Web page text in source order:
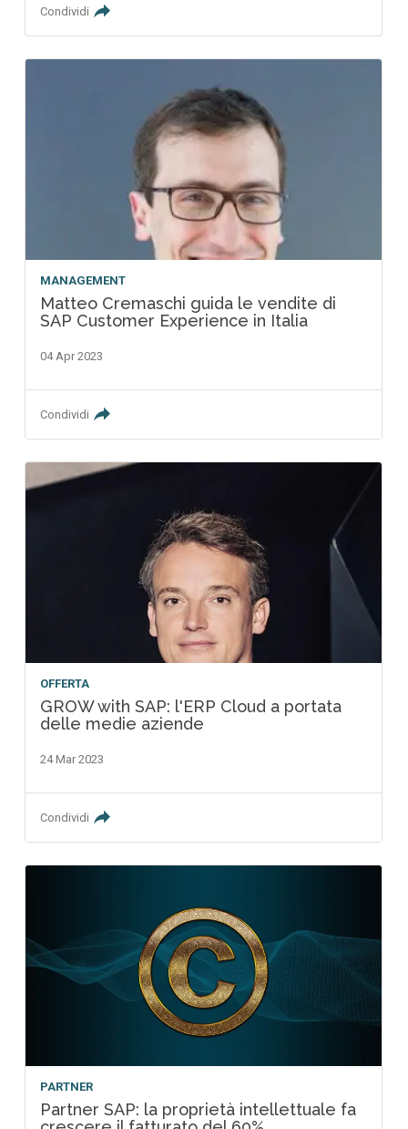
Condividi
MANAGEMENT
Matteo Cremaschi guida le vendite di
SAP Customer Experience in Italia
04 Apr 2023
Condividi
OFFERTA
GROW with SAP: l'ERP Cloud a portata
delle medie aziende
24 Mar 2023
Condividi
PARTNER
Partner SAP: la proprietà intellettuale fa